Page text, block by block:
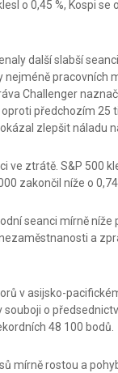
o 0,45 %, Kospi se
další slabší
pracovních
Challenger
předchozím 25
zlepšit náladu
ztrátě. S&P 500
zakončil níže o
seanci mírně
a
v asijsko-
o
48 100 bodů.
mírně rostou a